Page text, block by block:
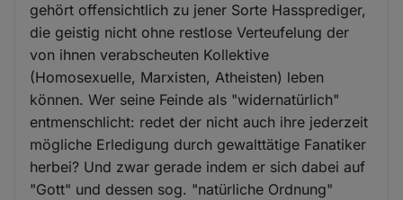
gehört offensichtlich zu jener Sorte Hassprediger,
die geistig nicht ohne restlose Verteufelung der
von ihnen verabscheuten Kollektive
(Homosexuelle, Marxisten, Atheisten) leben
können. Wer seine Feinde als "widernatürlich"
entmenschlicht: redet der nicht auch ihre jederzeit
mögliche Erledigung durch gewalttätige Fanatiker
herbei? Und zwar gerade indem er sich dabei auf
"Gott" und dessen sog. "natürliche Ordnung"